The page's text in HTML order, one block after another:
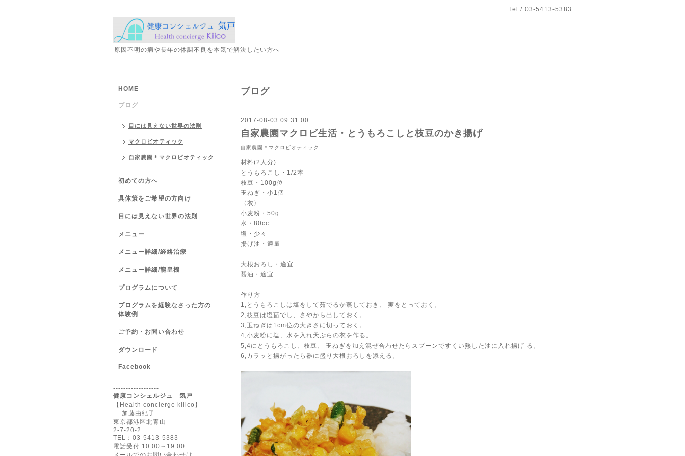
Tel / 03-5413-5383
原因不明の病や長年の体調不良を本気で解決したい方へ
ブログ
2017-08-03 09:31:00
自家農園マクロビ生活・とうもろこしと枝豆のかき揚げ
自家農園＊マクロビオティック
材料(2人分)
とうもろこし・1/2本
枝豆・100g位
玉ねぎ・小1個
〈衣〉
小麦粉・50g
水・80cc
塩・少々
揚げ油・適量
大根おろし・適宜
醤油・適宜
作り方
1,とうもろこしは塩をして茹でるか蒸しておき、 実をとっておく。
2,枝豆は塩茹でし、さやから出しておく。
3,玉ねぎは1cm位の大きさに切っておく。
4,小麦粉に塩、水を入れ天ぷらの衣を作る。
5,4にとうもろこし、枝豆、 玉ねぎを加え混ぜ合わせたらスプーンですくい熱した油に入れ揚げ る。
6,カラッと揚がったら器に盛り大根おろしを添える。
HOME
ブログ
目には見えない世界の法則
マクロビオティック
自家農園＊マクロビオティック
初めての方へ
具体策をご希望の方向け
目には見えない世界の法則
メニュー
メニュー詳細/経絡治療
メニュー詳細/龍皇機
プログラムについて
プログラムを経験なさった方の
体験例
ご予約・お問い合わせ
ダウンロード
Facebook
------------------
健康コンシェルジュ 気戸
【Health concierge kiiico】
加藤由紀子
東京都港区北青山
2-7-20-2
TEL：03-5413-5383
電話受付:10:00～19:00